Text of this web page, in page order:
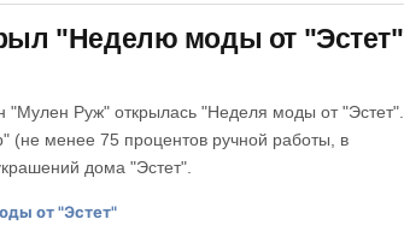
"Неделю моды от "Эстет"
"Мулен Руж" открылась "Неделя моды от "Эстет".
(не менее 75 процентов ручной работы, в
дома "Эстет".